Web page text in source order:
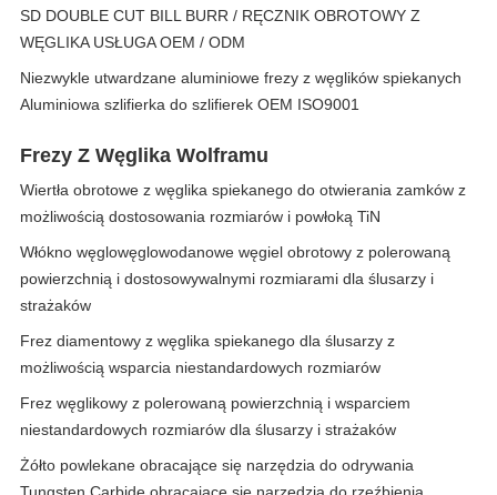
SD DOUBLE CUT BILL BURR / RĘCZNIK OBROTOWY Z
WĘGLIKA USŁUGA OEM / ODM
Niezwykle utwardzane aluminiowe frezy z węglików spiekanych
Aluminiowa szlifierka do szlifierek OEM ISO9001
Frezy Z Węglika Wolframu
Wiertła obrotowe z węglika spiekanego do otwierania zamków z
możliwością dostosowania rozmiarów i powłoką TiN
Włókno węglowęglowodanowe węgiel obrotowy z polerowaną
powierzchnią i dostosowywalnymi rozmiarami dla ślusarzy i
strażaków
Frez diamentowy z węglika spiekanego dla ślusarzy z
możliwością wsparcia niestandardowych rozmiarów
Frez węglikowy z polerowaną powierzchnią i wsparciem
niestandardowych rozmiarów dla ślusarzy i strażaków
Żółto powlekane obracające się narzędzia do odrywania